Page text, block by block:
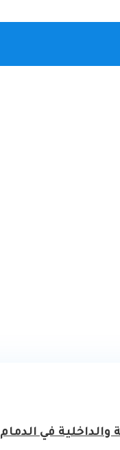
في الدمام